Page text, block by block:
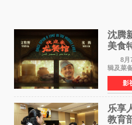
沈腾
美食
温暖
8月7
辑及菜
将于8月
映。电
片，讲
影
乐享
教育